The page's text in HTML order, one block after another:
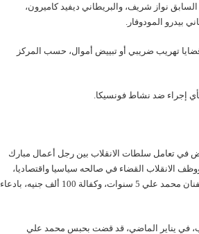
نواز شريف، والبريطاني ديفيد كاميرون،
بيدرو المودوفار.
فتح 150 تحقيقا على الأقل في 79 بلدا في قضايا تهريب ضريبي أو تبييض أموال، حسب المركز
إجراء ضد نشاط فونسيكا.
في تعامل سلطات الانقلاب بين رجل أعمال مبارك
الانقلاب القضاء في صالحه سياسيا واقتصاديا،
ففي 1 فبراير قضت محكمة التهرب الضريبي بحبس المقاول والفنان محمد علي 5 سنوات، وكفالة 100 ألف جنيه، بادعاء
في يناير الماضي، قد قضت بحبس محمد علي